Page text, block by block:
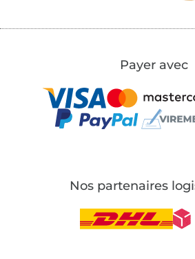
Payer avec
Nos partenaires